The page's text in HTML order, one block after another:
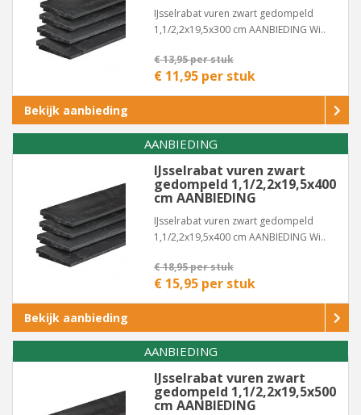
IJsselrabat vuren zwart gedompeld
1,1/2,2x19,5x300 cm AANBIEDING Wi..
€ 13,95 per stuk
€ 11,95 per stuk
Bekijk aanbieding
AANBIEDING
IJsselrabat vuren zwart
gedompeld 1,1/2,2x19,5x400
cm AANBIEDING
IJsselrabat vuren zwart gedompeld
1,1/2,2x19,5x400 cm AANBIEDING Wi..
€ 18,95 per stuk
€ 15,95 per stuk
Bekijk aanbieding
AANBIEDING
IJsselrabat vuren zwart
gedompeld 1,1/2,2x19,5x500
cm AANBIEDING